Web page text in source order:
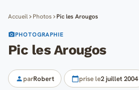
Accueil Photos Pic les Arougos
PHOTOGRAPHIE
Pic les Arougos
parRobert prise le2 juillet 2004